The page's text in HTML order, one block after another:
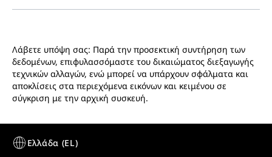
Λάβετε υπόψη σας: Παρά την προσεκτική συντήρηση των
δεδομένων, επιφυλασσόμαστε του δικαιώματος διεξαγωγής
τεχνικών αλλαγών, ενώ μπορεί να υπάρχουν σφάλματα και
αποκλίσεις στα περιεχόμενα εικόνων και κειμένου σε
σύγκριση με την αρχική συσκευή.